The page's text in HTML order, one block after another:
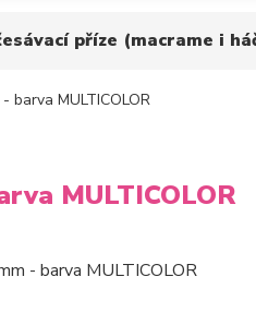
příze (macrame i
barva MULTICOLOR
MULTICOLOR